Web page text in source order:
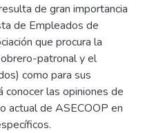
de gran importancia
de Empleados de
que procura la
obrero-patronal y el
como para sus
conocer las opiniones de
actual de ASECOOP en